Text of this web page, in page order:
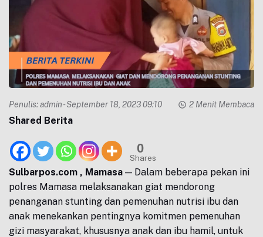
Penulis:admin- September 18, 2023 09:10 2 Menit Membaca
Shared Berita
0
Shares
Sulbarpos.com , Mamasa — Dalam beberapa pekan ini
polres Mamasa melaksanakan giat mendorong
penanganan stunting dan pemenuhan nutrisi ibu dan
anak menekankan pentingnya komitmen pemenuhan
gizi masyarakat, khususnya anak dan ibu hamil, untuk